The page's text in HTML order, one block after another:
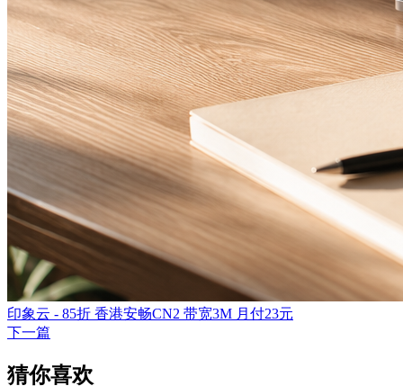
印象云 - 85折 香港安畅CN2 带宽3M 月付23元
下一篇
猜你喜欢